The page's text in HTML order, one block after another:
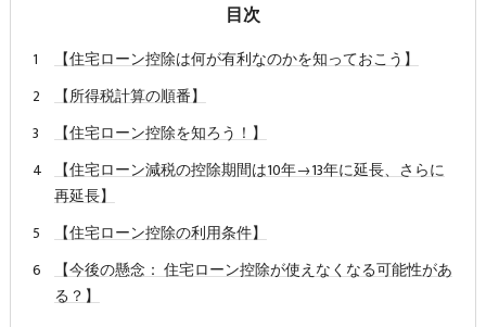
目次
【住宅ローン控除は何が有利なのかを知っておこう】
【所得税計算の順番】
【住宅ローン控除を知ろう！】
【住宅ローン減税の控除期間は10年→13年に延長、さらに
再延長】
【住宅ローン控除の利用条件】
【今後の懸念： 住宅ローン控除が使えなくなる可能性があ
る？】